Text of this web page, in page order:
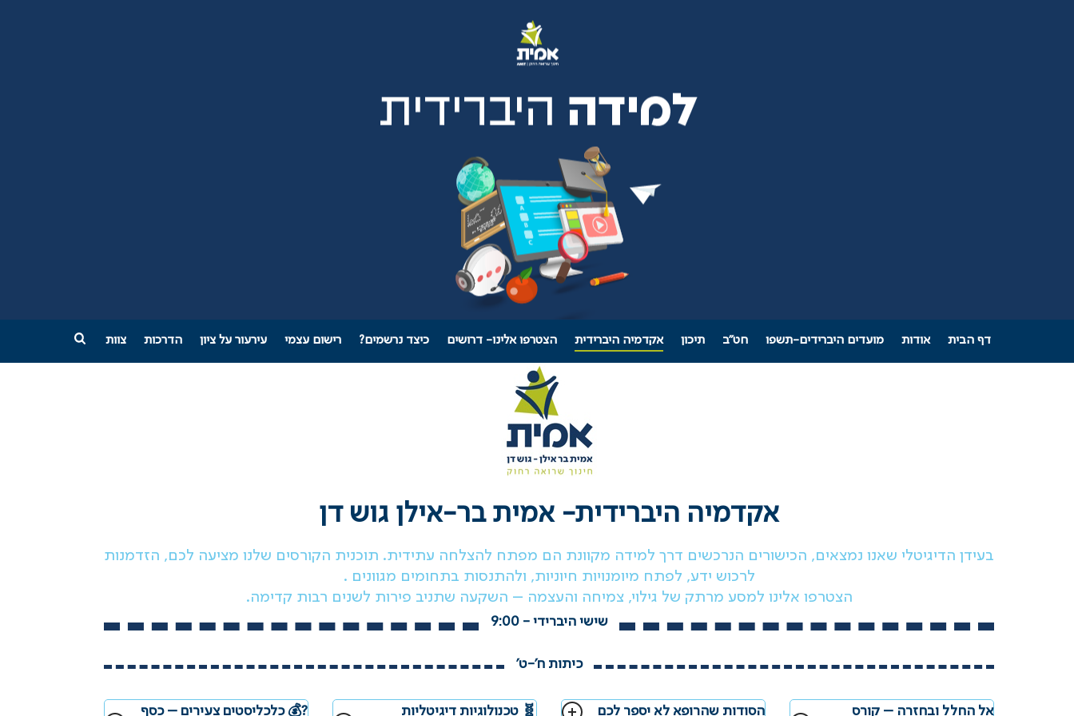
דף הבית אודות מועדים היברידים-תשפו חט"ב תיכון אקדמיה היברידית הצטרפו אלינו- דרושים כיצד נרשמים? רישום עצמי עירעור על ציון הדרכות צוות
אקדמיה היברידית- אמיתבר-אילן גוש דן
בעידן הדיגיטלי שאנו נמצאים, הכישורים הנרכשים דרך למידה מקוונת הם מפתח להצלחה עתידית. תוכנית הקורסים שלנו מציעה לכם, הזדמנות
לרכוש ידע, לפתח מיומנויות חיוניות, ולהתנסות בתחומים מגוונים .
הצטרפו אלינו למסע מרתק של גילוי, צמיחה והעצמה – השקעה שתניב פירות לשנים רבות קדימה.
שישי היברידי - 9:00
כיתות ח'-ט'
אל החלל ובחזרה – קורס הסודות שהרופא לא יספר לכם 🧬 טכנולוגיות דיגיטליות ?💰 כלכליסטים צעירים – כסף